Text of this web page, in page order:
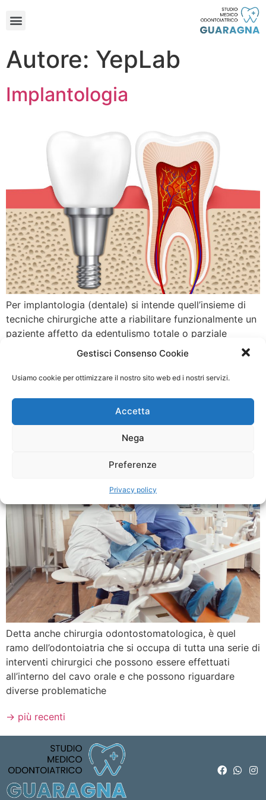
Gestisci Consenso Cookie
Usiamo cookie per ottimizzare il nostro sito web ed i nostri servizi.
Accetta
Nega
Preferenze
Privacy policy
Autore: YepLab
Implantologia
Per implantologia (dentale) si intende quell’insieme di
tecniche chirurgiche atte a riabilitare funzionalmente un
paziente affetto da edentulismo totale o parziale
mediante l’utilizzo di impianti dentali ovverosia
nell’osso mandibolare o mascellare, o sopra di esso ma
connessione di protesi, […]
Chirurgia orale
Detta anche chirurgia odontostomatologica, è quel
ramo dell’odontoiatria che si occupa di tutta una serie di
interventi chirurgici che possono essere effettuati
all’interno del cavo orale e che possono riguardare
diverse problematiche
→ più recenti